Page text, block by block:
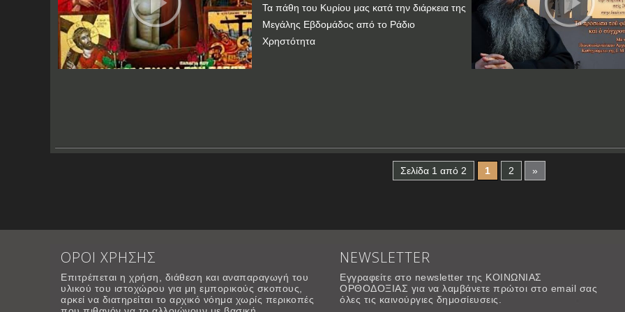
Τα πάθη του Κυρίου μας κατά την διάρκεια της
Μεγάλης Εβδομάδος από το Ράδιο
Χρηστότητα
Σελίδα 1 από 2 1 2 »
ΟΡΟΙ ΧΡΗΣΗΣ
Επιτρέπεται η χρήση, διάθεση και αναπαραγωγή του
υλικού του ιστοχώρου για μη εμπορικούς σκοπους,
αρκεί να διατηρείται το αρχικό νόημα χωρίς περικοπές
NEWSLETTER
Εγγραφείτε στο newsletter της ΚΟΙΝΩΝΙΑΣ
ΟΡΘΟΔΟΞΙΑΣ για να λαμβάνετε πρώτοι στο email σας
όλες τις καινούργιες δημοσίευσεις.